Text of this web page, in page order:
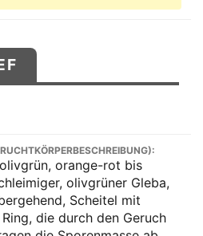
orange-rot bis
olivgrüner Gleba,
Scheitel mit
die durch den Geruch